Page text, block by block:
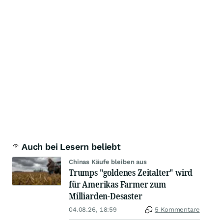
Auch bei Lesern beliebt
Chinas Käufe bleiben aus
Trumps "goldenes Zeitalter" wird
für Amerikas Farmer zum
Milliarden-Desaster
04.08.26, 18:59 5 Kommentare